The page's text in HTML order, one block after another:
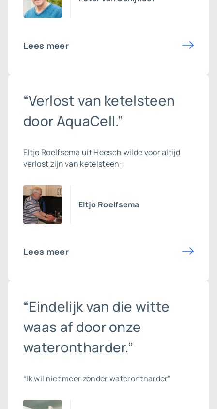
Lees meer
“Verlost van ketelsteen
door AquaCell.”
Eltjo Roelfsema uit Heesch wilde voor altijd
verlost zijn van ketelsteen:
Eltjo Roelfsema
Lees meer
“Eindelijk van die witte
waas af door onze
waterontharder.”
“Ik wil niet meer zonder waterontharder”